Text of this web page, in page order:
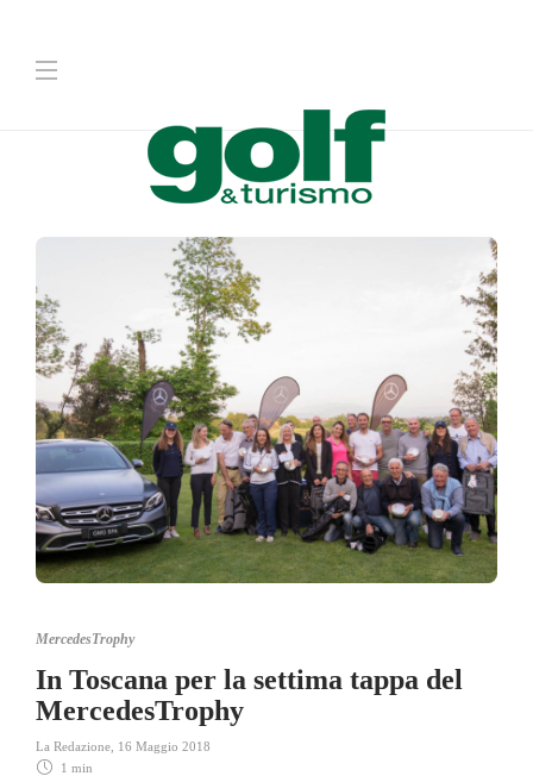
MercedesTrophy
In Toscana per la settima tappa del
MercedesTrophy
La Redazione 16 Maggio 2018
1 min